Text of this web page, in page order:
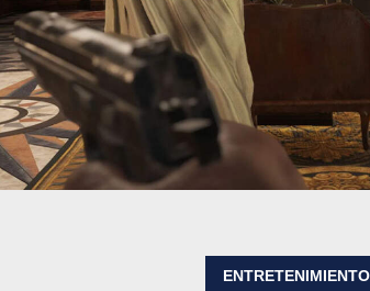
ENTRETENIMIENTO